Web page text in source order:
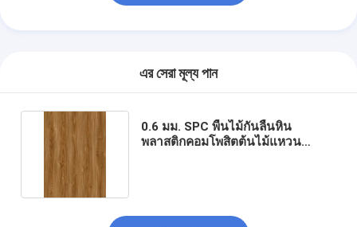
এর সেরা মূল্য পান
0.6 มม. SPC พื้นไม้กันลื่นหิน
พลาสติกคอมโพสิตต้นไม้แหวน